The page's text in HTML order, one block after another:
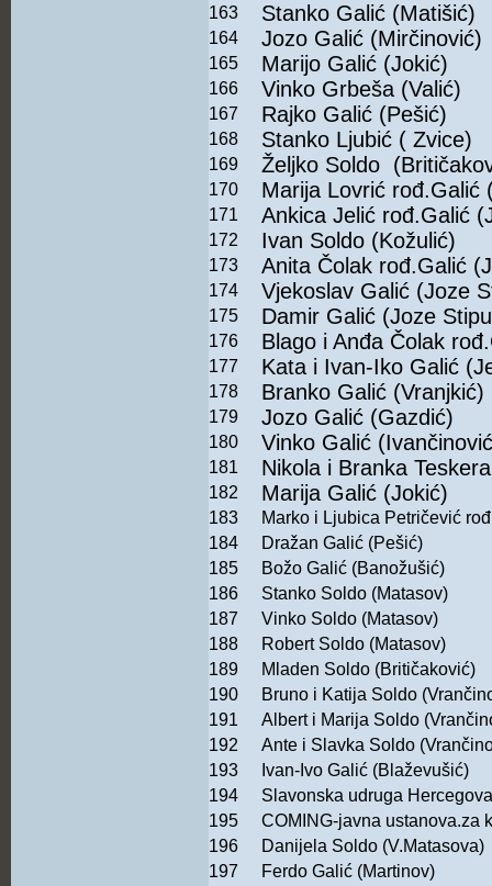
163
Stanko Galić (Matišić)
164 Jozo Galić (Mirčinović)
165 Marijo Galić (Jokić)
166 Vinko Grbeša (Valić)
167 Rajko Galić (Pešić)
168 Stanko Ljubić ( Zvice)
169 Željko Soldo
170 Marija Lovrić rođ.Galić
171 Ankica Jelić rođ.Galić
172 Ivan Soldo (Kožulić)
173 Anita Čolak rođ.Galić
174 Vjekoslav Galić (Joze
175 Damir Galić (Joze
176 Blago i Anđa Čolak
177 Kata i Ivan-Iko Galić
178 Branko Galić (Vranjkić)
179 Jozo Galić (Gazdić)
180 Vinko Galić
181 Nikola i Branka
182 Marija Galić (Jokić)
183
Marko i Ljubica Petričević
184
Dražan Galić (Pešić)
185
Božo Galić (Banožušić)
186
Stanko Soldo (Matasov)
187
Vinko Soldo (Matasov)
188
Robert Soldo (Matasov)
189
Mladen Soldo (Britičaković)
190
Bruno i Katija Soldo
191
Albert i Marija Soldo
192
Ante i Slavka Soldo
193
Ivan-Ivo Galić (Blaževušić)
194
Slavonska udruga
195
COMING-javna ustanova.za
196
Danijela Soldo (V.Matasova)
197
Ferdo Galić (Martinov)